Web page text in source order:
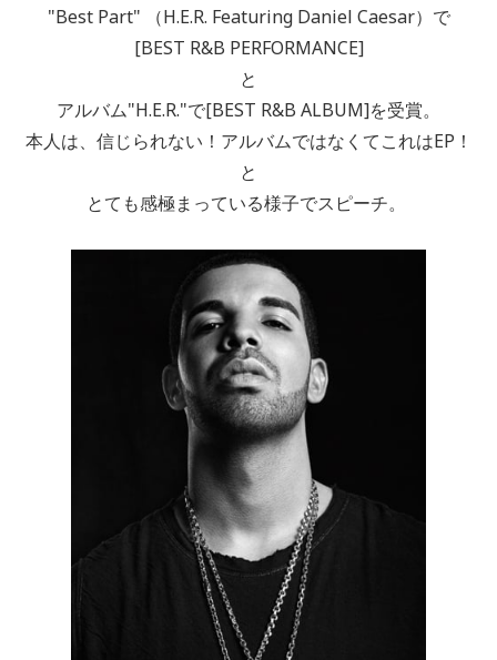
"Best Part" （H.E.R. Featuring Daniel Caesar）で
[BEST R&B PERFORMANCE]
と
アルバム"H.E.R."で[BEST R&B ALBUM]を受賞。
本人は、信じられない！アルバムではなくてこれはEP！
と
とても感極まっている様子でスピーチ。